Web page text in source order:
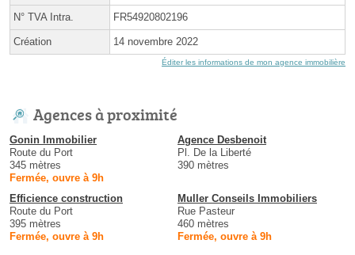
N° TVA Intra. FR54920802196
Création 14 novembre 2022
Éditer les informations de mon agence immobilière
Agences à proximité
Gonin Immobilier
Route du Port
345 mètres
Fermée, ouvre à 9h
Agence Desbenoit
Pl. De la Liberté
390 mètres
Efficience construction
Route du Port
395 mètres
Fermée, ouvre à 9h
Muller Conseils Immobiliers
Rue Pasteur
460 mètres
Fermée, ouvre à 9h